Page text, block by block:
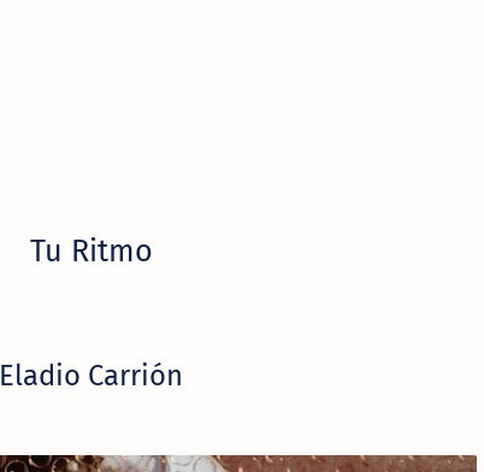
Tu Ritmo
Eladio Carrión